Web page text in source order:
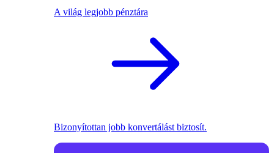
A világ legjobb pénztára
Bizonyítottan jobb konvertálást biztosít.